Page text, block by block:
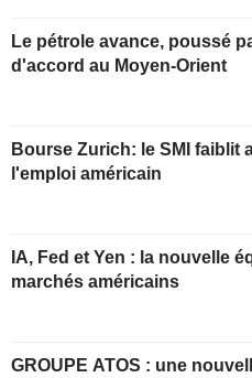
Le pétrole avance, poussé
d'accord au Moyen-Orient
Bourse Zurich: le SMI faiblit
l'emploi américain
IA, Fed et Yen : la nouvelle
marchés américains
GROUPE ATOS : une nouvelle année à